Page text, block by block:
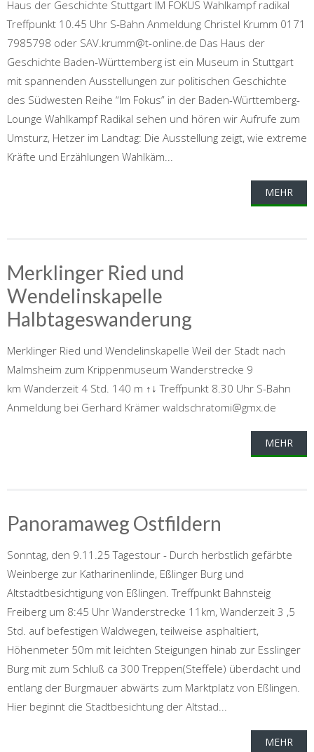
Haus der Geschichte Stuttgart IM FOKUS Wahlkampf radikal
Treffpunkt 10.45 Uhr S-Bahn Anmeldung Christel Krumm 0171
7985798 oder SAV.krumm@t-online.de Das Haus der
Geschichte Baden-Württemberg ist ein Museum in Stuttgart
mit spannenden Ausstellungen zur politischen Geschichte
des Südwesten Reihe “Im Fokus” in der Baden-Württemberg-
Lounge Wahlkampf Radikal sehen und hören wir Aufrufe zum
Umsturz, Hetzer im Landtag: Die Ausstellung zeigt, wie extreme
Kräfte und Erzählungen Wahlkäm...
MEHR
Merklinger Ried und
Wendelinskapelle
Halbtageswanderung
Merklinger Ried und Wendelinskapelle Weil der Stadt nach
Malmsheim zum Krippenmuseum Wanderstrecke 9
km Wanderzeit 4 Std. 140 m ↑↓ Treffpunkt 8.30 Uhr S-Bahn
Anmeldung bei Gerhard Krämer waldschratomi@gmx.de
MEHR
Panoramaweg Ostfildern
Sonntag, den 9.11.25 Tagestour - Durch herbstlich gefärbte
Weinberge zur Katharinenlinde, Eßlinger Burg und
Altstadtbesichtigung von Eßlingen. Treffpunkt Bahnsteig
Freiberg um 8:45 Uhr Wanderstrecke 11km, Wanderzeit 3 ,5
Std. auf befestigen Waldwegen, teilweise asphaltiert,
Höhenmeter 50m mit leichten Steigungen hinab zur Esslinger
Burg mit zum Schluß ca 300 Treppen(Steffele) überdacht und
entlang der Burgmauer abwärts zum Marktplatz von Eßlingen.
Hier beginnt die Stadtbesichtung der Altstad...
MEHR